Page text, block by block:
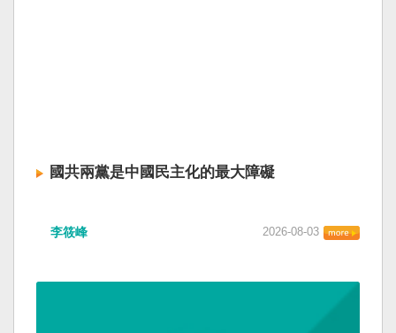
國共兩黨是中國民主化的最大障礙
李筱峰 2026-08-03